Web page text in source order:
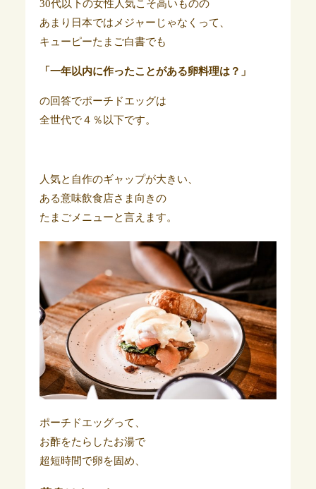
30代以下の女性人気こそ高いものの
あまり日本ではメジャーじゃなくって、
キューピーたまご白書でも
「一年以内に作ったことがある卵料理は？」
の回答でポーチドエッグは
全世代で４％以下です。
人気と自作のギャップが大きい、
ある意味飲食店さま向きの
たまごメニューと言えます。
ポーチドエッグって、
お酢をたらしたお湯で
超短時間で卵を固め、